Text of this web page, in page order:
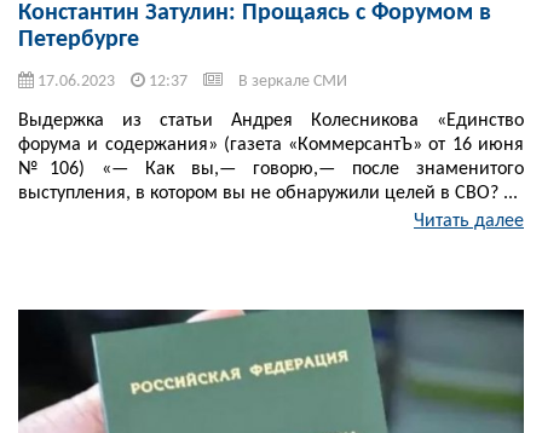
Константин Затулин: Прощаясь с Форумом в
Петербурге
17.06.2023 12:37 В зеркале СМИ
Выдержка из статьи Андрея Колесникова «Единство
форума и содержания» (газета «КоммерсантЪ» от 16 июня
№106) «— Как вы,— говорю,— после знаменитого
выступления, в котором вы не обнаружили целей в СВО? ...
Читать далее